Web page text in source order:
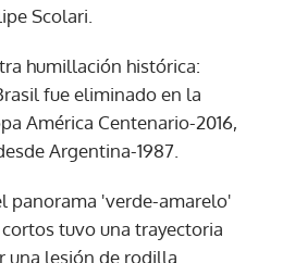
Scolari.
humillación histórica:
fue eliminado en la
América Centenario-2016,
Argentina-1987.
panorama 'verde-amarelo'
tuvo una trayectoria
una lesión de rodilla.